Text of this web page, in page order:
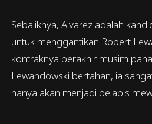
Sebaliknya, Alvarez adalah
untuk menggantikan Robert
kontraknya berakhir musim
Lewandowski bertahan, ia
hanya akan menjadi pelapis